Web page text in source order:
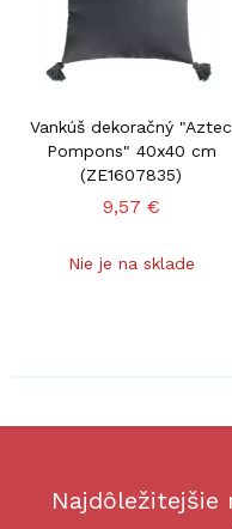
Vankúš dekoračný "Aztec
Pompons" 40x40 cm
(ZE1607835)
9,57 €
Nie je na sklade
Najdôležitejšie